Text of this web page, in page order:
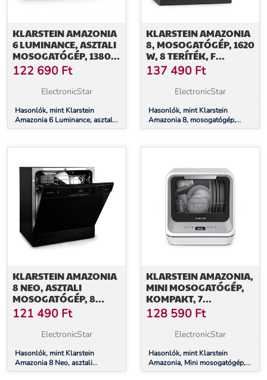
KLARSTEIN AMAZONIA
6 LUMINANCE, ASZTALI
MOSOGATÓGÉP, 1380
W, 6 TERÍTÉK, F
ENERGIAHATÉKONYSÁGI
OSZTÁLY
122 690 Ft
ElectronicStar
Hasonlók, mint Klarstein
Amazonia 6 Luminance, asztali
mosogatógép, 1380 W, 6
osztály
KLARSTEIN AMAZONIA
8, MOSOGATÓGÉP, 1620
W, 8 TERÍTÉK, F
ENERGIHATÉKONYSÁGI
OSZTÁLY, 49 DB,
AQUASTOP
137 490 Ft
ElectronicStar
Hasonlók, mint Klarstein
Amazonia 8, mosogatógép,
1620 W, 8 teríték, F
dB, aquastop
KLARSTEIN AMAZONIA
8 NEO, ASZTALI
MOSOGATÓGÉP, 8
PROGRAM, LED
KIJELZŐ, FEKETE
121 490 Ft
ElectronicStar
Hasonlók, mint Klarstein
Amazonia 8 Neo, asztali
mosogatógép, 8 program, LED
KLARSTEIN AMAZONIA,
MINI MOSOGATÓGÉP,
KOMPAKT, 7
PROGRAM,
HORDOZHATÓ
128 590 Ft
ElectronicStar
Hasonlók, mint Klarstein
Amazonia, Mini mosogatógép,
Kompakt, 7 program,